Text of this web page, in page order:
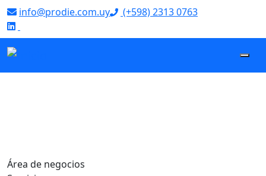
info@prodie.com.uy
(+598) 2313 0763
Área de negocios